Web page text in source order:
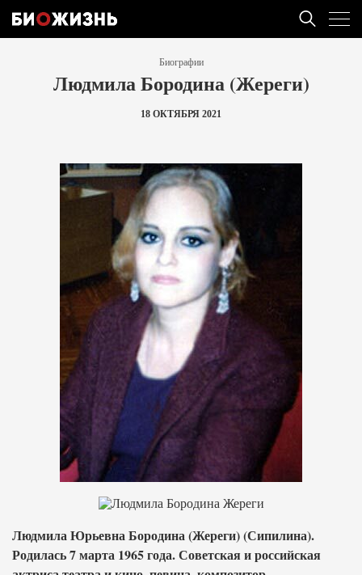
Биографии
Людмила Бородина (Жереги)
18 ОКТЯБРЯ 2021
Людмила Юрьевна Бородина (Жереги) (Сипилина).
Родилась 7 марта 1965 года. Советская и российская